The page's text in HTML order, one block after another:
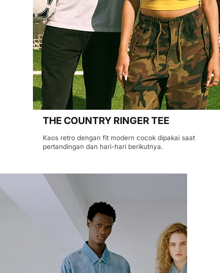
THE COUNTRY RINGER TEE
Kaos retro dengan fit modern cocok dipakai saat
pertandingan dan hari-hari berikutnya.